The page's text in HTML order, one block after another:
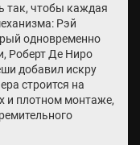
так, чтобы каждая
Рэй
одновременно
Роберт Де Ниро
добавил искру
строится на
и плотном монтаже,